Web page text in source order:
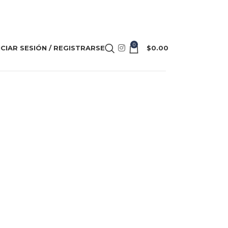
SESIÓN / REGISTRARSE 0 $0.00